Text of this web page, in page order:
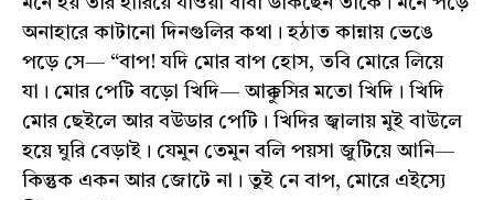
অনাহারে কাটানো দিনগুলির কথা। হঠাত কান্নায় ভেঙে
পড়ে সে— “বাপ! যদি মোর বাপ হোস, তবি মোরে লিয়ে
যা। মোর পেটি বড়ো খিদি— আক্কুসির মতো খিদি। খিদি
মোর ছেইলে আর বউডার পেটি। খিদির জ্বালায় মুই বাউলে
হয়ে ঘুরি বেড়াই। যেমুন তেমুন বলি পয়সা জুটিয়ে আনি—
কিন্তুক একন আর জোটে না। তুই নে বাপ, মোরে এইস্যে